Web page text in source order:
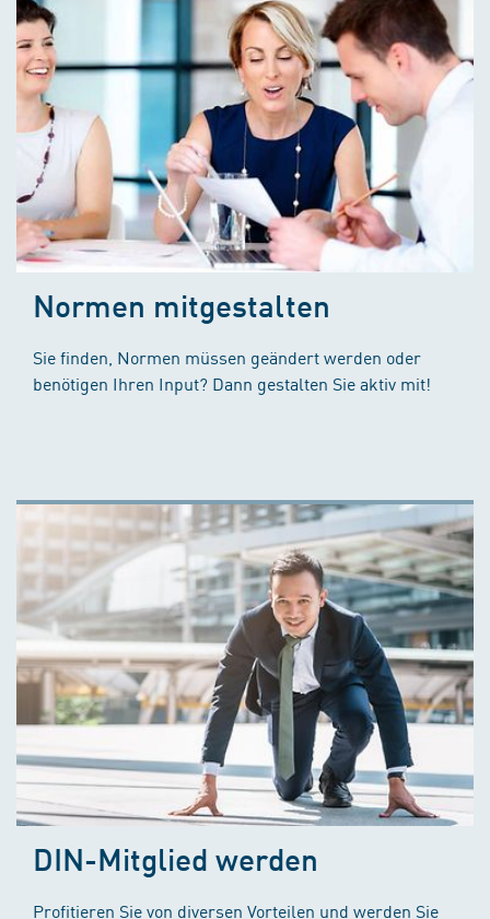
Normen mitgestalten
Sie finden, Normen müssen geändert werden oder
benötigen Ihren Input? Dann gestalten Sie aktiv mit!
DIN-Mitglied werden
Profitieren Sie von diversen Vorteilen und werden Sie